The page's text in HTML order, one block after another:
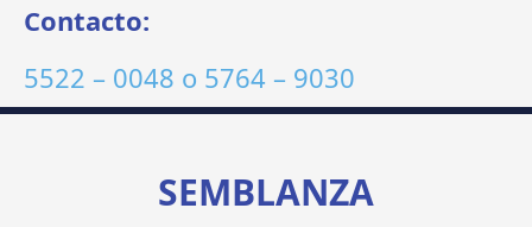
Contacto:
5522 – 0048 o 5764 – 9030
SEMBLANZA